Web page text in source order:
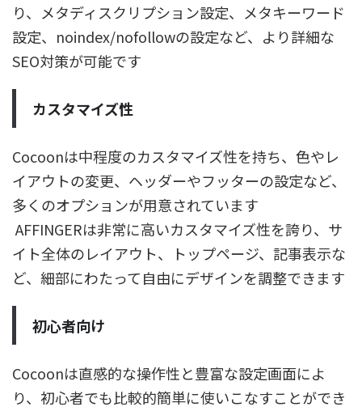
り、メタディスクリプション設定、メタキーワード
設定、noindex/nofollowの設定など、より詳細な
SEO対策が可能です
カスタマイズ性
Cocoonは中程度のカスタマイズ性を持ち、色やレ
イアウトの変更、ヘッダーやフッターの設定など、
多くのオプションが用意されています
AFFINGERは非常に高いカスタマイズ性を誇り、サ
イト全体のレイアウト、トップページ、記事表示な
ど、細部にわたって自由にデザインを調整できます
初心者向け
Cocoonは直感的な操作性と豊富な設定画面によ
り、初心者でも比較的簡単に使いこなすことができ